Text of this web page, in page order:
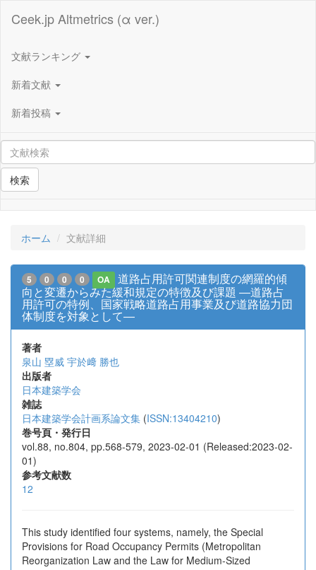
Ceek.jp Altmetrics (α ver.)
文献ランキング
新着文献
新着投稿
検索
ホーム 文献詳細
5 0 0 0 OA
道路占用許可関連制度の網羅的傾
向と変遷からみた緩和規定の特徴及び課題 ―道路占
用許可の特例、国家戦略道路占用事業及び道路協力団
体制度を対象として―
著者
泉山 塁威 宇於﨑 勝也
出版者
日本建築学会
雑誌
日本建築学会計画系論文集 (ISSN:13404210)
巻号頁・発行日
vol.88, no.804, pp.568-579, 2023-02-01 (Released:2023-02-
01)
参考文献数
12
This study identified four systems, namely, the Special
Provisions for Road Occupancy Permits (Metropolitan
Reorganization Law and the Law for Medium-Sized